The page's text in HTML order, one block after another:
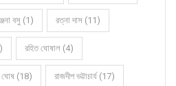
বসু (1) রত্না দাস (11)
রহিত ঘোষাল (4)
ঘোষ (18) রাজদীপ ভট্টাচার্য (17)